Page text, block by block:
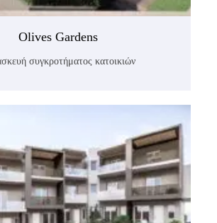
Olives Gardens
συγκροτήματος κατοικιών